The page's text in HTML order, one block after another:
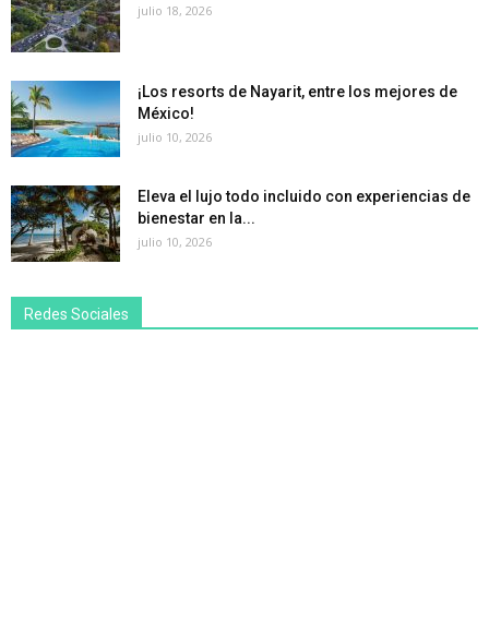
julio 18, 2026
¡Los resorts de Nayarit, entre los mejores de
México!
julio 10, 2026
Eleva el lujo todo incluido con experiencias de
bienestar en la...
julio 10, 2026
Redes Sociales